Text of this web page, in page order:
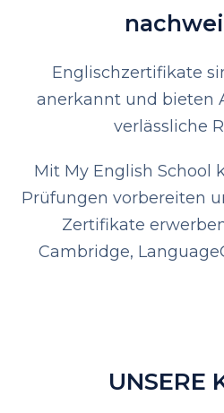
Englischzertifikate
anerkannt und bieten
verlässliche
Mit My English School
Prüfungen vorbereiten
Zertifikate
Cambridge,
UNSERE